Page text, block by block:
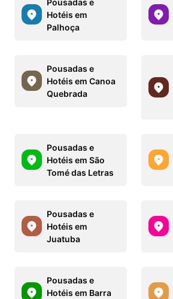
Hotéis em
Palhoça
Pousadas e
Hotéis em Canoa
Quebrada
Pousadas e
Hotéis em São
Tomé das Letras
Pousadas e
Hotéis em
Juatuba
Pousadas e
Hotéis em Barra